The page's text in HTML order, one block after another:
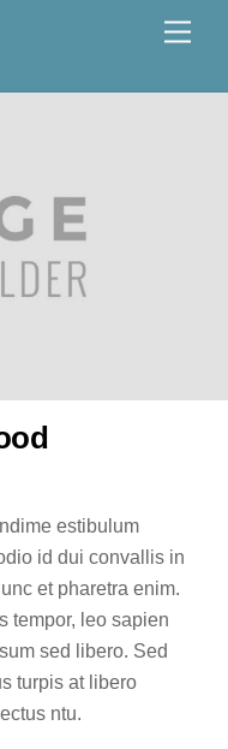
estibulum
id dui convallis in
et pharetra enim.
tempor, leo sapien
sed libero. Sed
turpis at libero
ntu.